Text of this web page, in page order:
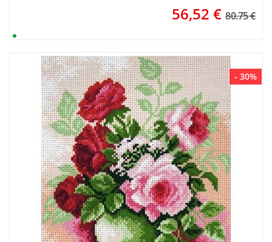
56,52 € 80.75 €
- 30%